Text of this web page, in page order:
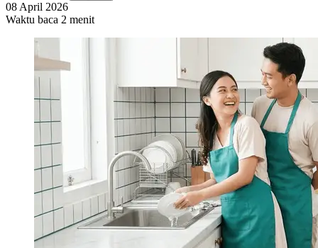
08 April 2026
Waktu baca 2 menit